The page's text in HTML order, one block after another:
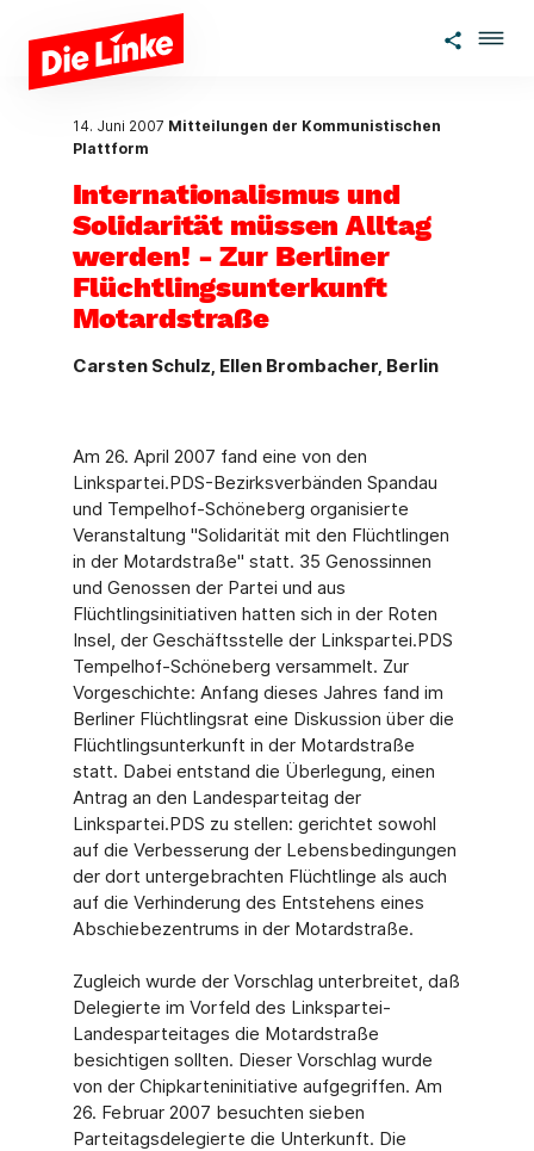
Zum Hauptinhalt springen
14. Juni 2007 Mitteilungen der Kommunistischen
Plattform
Internationalismus und
Solidarität müssen Alltag
werden! - Zur Berliner
Flüchtlingsunterkunft
Motardstraße
Carsten Schulz, Ellen Brombacher, Berlin
Am 26. April 2007 fand eine von den
Linkspartei.PDS-Bezirksverbänden Spandau
und Tempelhof-Schöneberg organisierte
Veranstaltung "Solidarität mit den Flüchtlingen
in der Motardstraße" statt. 35 Genossinnen
und Genossen der Partei und aus
Flüchtlingsinitiativen hatten sich in der Roten
Insel, der Geschäftsstelle der Linkspartei.PDS
Tempelhof-Schöneberg versammelt. Zur
Vorgeschichte: Anfang dieses Jahres fand im
Berliner Flüchtlingsrat eine Diskussion über die
Flüchtlingsunterkunft in der Motardstraße
statt. Dabei entstand die Überlegung, einen
Antrag an den Landesparteitag der
Linkspartei.PDS zu stellen: gerichtet sowohl
auf die Verbesserung der Lebensbedingungen
der dort untergebrachten Flüchtlinge als auch
auf die Verhinderung des Entstehens eines
Abschiebezentrums in der Motardstraße.
Zugleich wurde der Vorschlag unterbreitet, daß
Delegierte im Vorfeld des Linkspartei-
Landesparteitages die Motardstraße
besichtigen sollten. Dieser Vorschlag wurde
von der Chipkarteninitiative aufgegriffen. Am
26. Februar 2007 besuchten sieben
Parteitagsdelegierte die Unterkunft. Die